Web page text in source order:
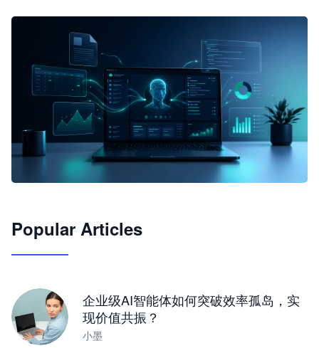
JimoClaw 桌面 AI Agent 工作台
Popular Articles
企业级AI智能体如何突破效率孤岛，实
现价值共振？
小墨